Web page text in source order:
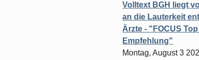
Volltext BGH liegt
an die Lauterkeit
Ärzte - "FOCUS
Empfehlung"
Montag, August 3